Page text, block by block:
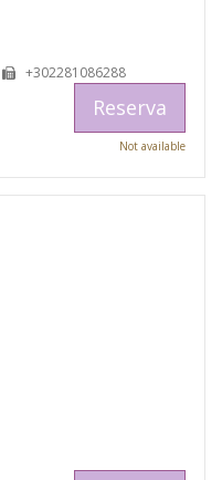
+302281086288
Reserva
Not available